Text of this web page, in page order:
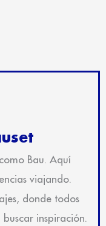
Bau. Aquí
viajando.
donde todos
inspiración.